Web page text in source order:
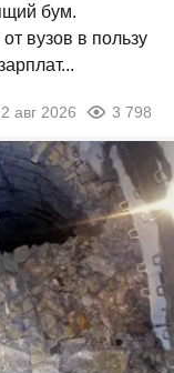
бум.
вузов в пользу
2 авг 2026 3 798